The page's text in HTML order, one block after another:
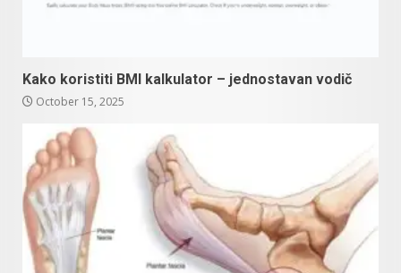
Kako koristiti BMI kalkulator – jednostavan vodič
October 15, 2025